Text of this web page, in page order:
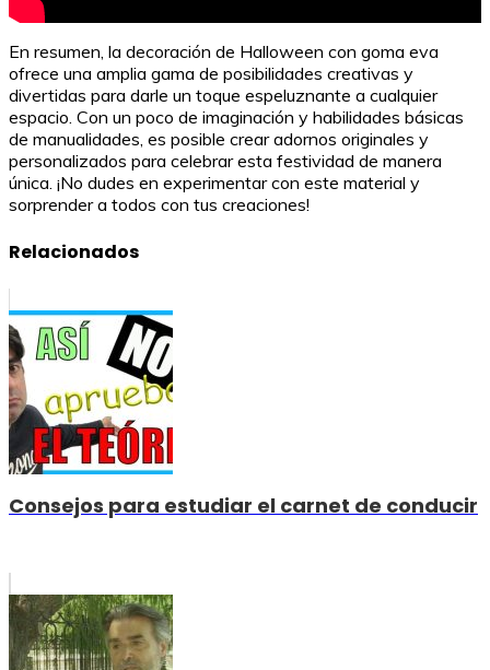
En resumen, la decoración de Halloween con goma eva
ofrece una amplia gama de posibilidades creativas y
divertidas para darle un toque espeluznante a cualquier
espacio. Con un poco de imaginación y habilidades básicas
de manualidades, es posible crear adornos originales y
personalizados para celebrar esta festividad de manera
única. ¡No dudes en experimentar con este material y
sorprender a todos con tus creaciones!
Relacionados
Consejos para estudiar el carnet de conducir